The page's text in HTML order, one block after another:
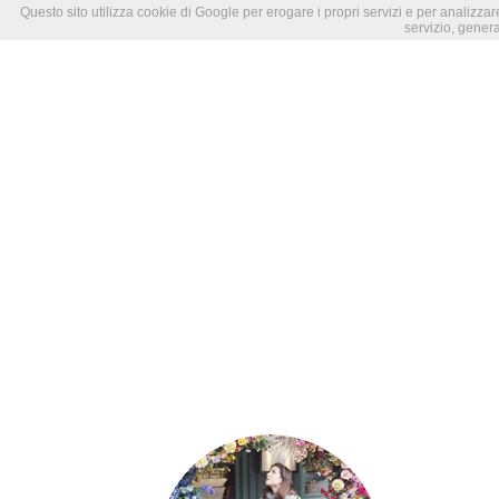
Questo sito utilizza cookie di Google per erogare i propri servizi e per
servizio,